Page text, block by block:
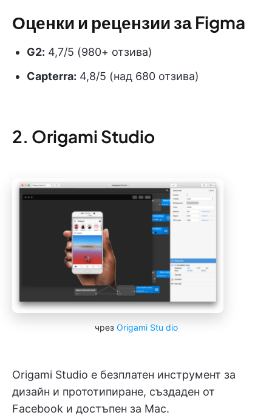
Оценки и рецензии за Figma
G2: 4,7/5 (980+ отзива)
Capterra: 4,8/5 (над 680 отзива)
2. Origami Studio
чрез Origami Stu dio
Origami Studio е безплатен инструмент за
дизайн и прототипиране, създаден от
Facebook и достъпен за Mac.